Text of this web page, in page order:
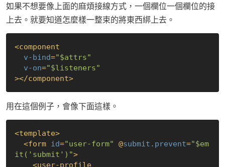
如果不想要像上面的麻煩接線方式，一個欄位一個欄位的接
上去。就要知道怎麼樣一整束的將東西綁上去。
<component
v-bind="$attrs"
v-on="$listeners"
></component>
用在這個例子，會像下面這樣。
<template>
<form id="user-form" @submit.prevent="$em
it('submit')">
<user-profile